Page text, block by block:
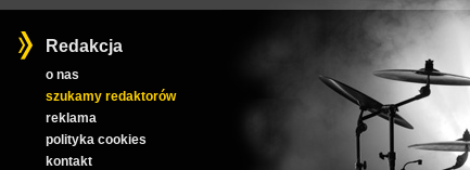
Redakcja
o nas
szukamy redaktorów
reklama
polityka cookies
kontakt